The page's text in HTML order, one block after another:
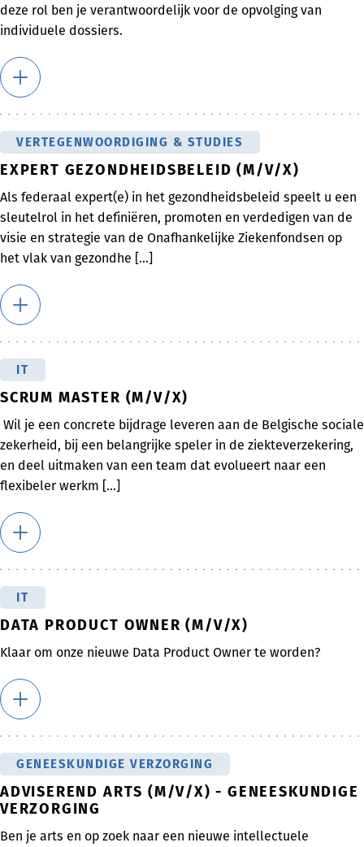
deze rol ben je verantwoordelijk voor de opvolging van
individuele dossiers.
VERTEGENWOORDIGING & STUDIES
EXPERT GEZONDHEIDSBELEID (M/V/X)
Als federaal expert(e) in het gezondheidsbeleid speelt u een
sleutelrol in het definiëren, promoten en verdedigen van de
visie en strategie van de Onafhankelijke Ziekenfondsen op
het vlak van gezondhe [...]
IT
SCRUM MASTER (M/V/X)
Wil je een concrete bijdrage leveren aan de Belgische sociale
zekerheid, bij een belangrijke speler in de ziekteverzekering,
en deel uitmaken van een team dat evolueert naar een
flexibeler werkm [...]
IT
DATA PRODUCT OWNER (M/V/X)
Klaar om onze nieuwe Data Product Owner te worden?
GENEESKUNDIGE VERZORGING
ADVISEREND ARTS (M/V/X) - GENEESKUNDIGE
VERZORGING
Ben je arts en op zoek naar een nieuwe intellectuele